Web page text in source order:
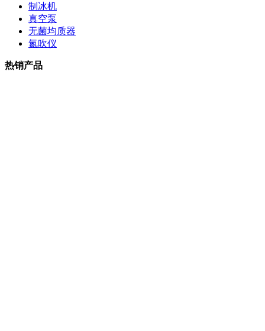
制冰机
真空泵
无菌均质器
氮吹仪
热销产品